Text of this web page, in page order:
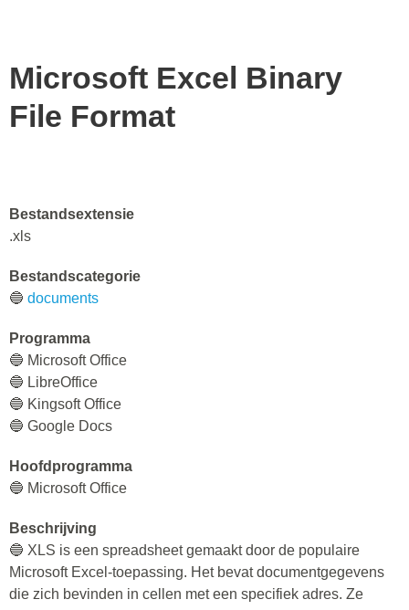
Microsoft Excel Binary
File Format
Bestandsextensie
.xls
Bestandscategorie
🔵 documents
Programma
🔵 Microsoft Office
🔵 LibreOffice
🔵 Kingsoft Office
🔵 Google Docs
Hoofdprogramma
🔵 Microsoft Office
Beschrijving
🔵 XLS is een spreadsheet gemaakt door de populaire
Microsoft Excel-toepassing. Het bevat documentgegevens
die zich bevinden in cellen met een specifiek adres. Ze